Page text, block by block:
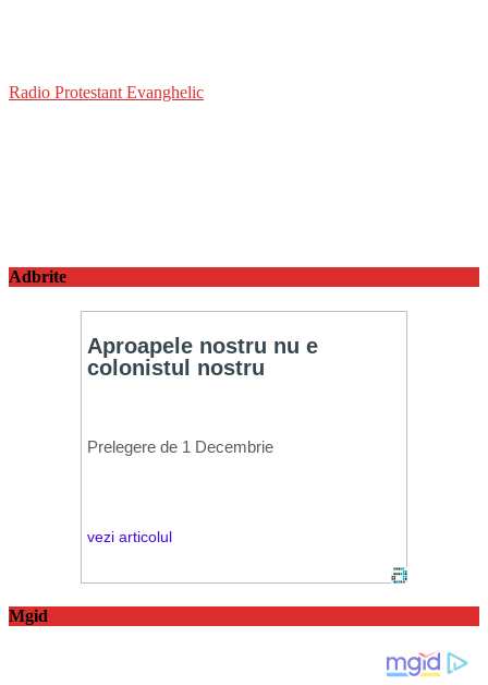
Radio Protestant Evanghelic
Adbrite
Mgid